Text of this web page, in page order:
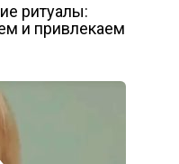
ритуалы:
и привлекаем